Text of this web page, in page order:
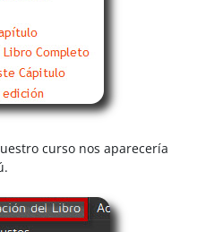
curso nos aparecería